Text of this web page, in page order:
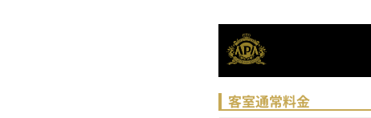
客室通常料金